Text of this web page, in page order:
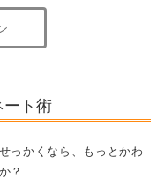
ート術
っかくなら、もっとかわ
？